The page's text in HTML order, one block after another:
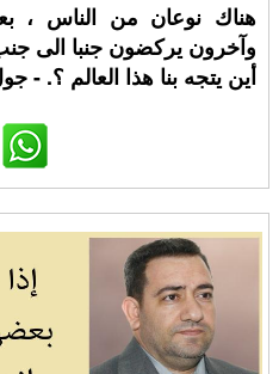
هناك نوعان من الناس ،
وآخرون يركضون جنبا الى
أين يتجه بنا هذا العالم ؟. -